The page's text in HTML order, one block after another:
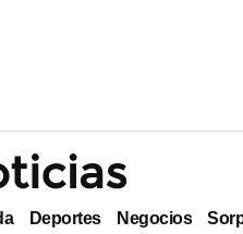
Deportes Negocios